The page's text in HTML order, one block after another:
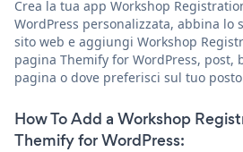
Crea la tua app Workshop
WordPress personalizzata, abbina lo
sito web e aggiungi Workshop
pagina Themify for WordPress, post,
pagina o dove preferisci sul tuo
How To Add a Workshop
Themify for WordPress: